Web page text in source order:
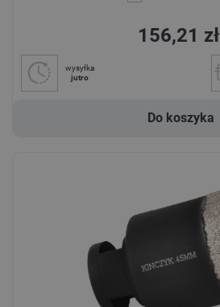
156,21 zł
wysyłka
jutro
Do koszyka